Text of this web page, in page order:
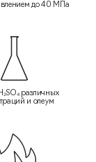
до 40 МПа
различных
и олеум